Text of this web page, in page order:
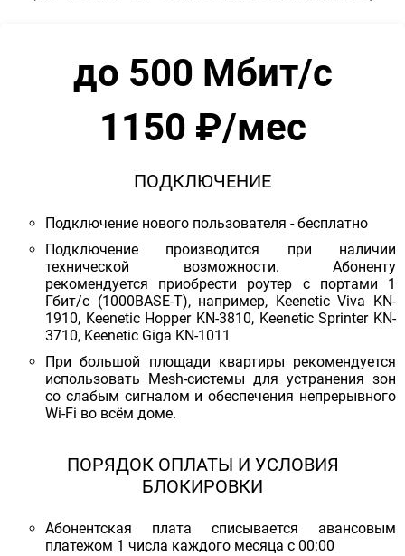
до 500 Мбит/с
1150 ₽/мес
ПОДКЛЮЧЕНИЕ
Подключение нового пользователя - бесплатно
Подключение производится при наличии
технической возможности. Абоненту
рекомендуется приобрести роутер с портами 1
Гбит/с (1000BASE-T), например, Keenetic Viva KN-
1910, Keenetic Hopper KN-3810, Keenetic Sprinter KN-
3710, Keenetic Giga KN-1011
При большой площади квартиры рекомендуется
использовать Mesh-системы для устранения зон
со слабым сигналом и обеспечения непрерывного
Wi-Fi во всём доме.
ПОРЯДОК ОПЛАТЫ И УСЛОВИЯ
БЛОКИРОВКИ
Абонентская плата списывается авансовым
платежом 1 числа каждого месяца с 00:00